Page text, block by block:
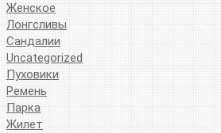
Женское
Лонгсливы
Сандалии
Uncategorized
Пуховики
Ремень
Парка
Жилет